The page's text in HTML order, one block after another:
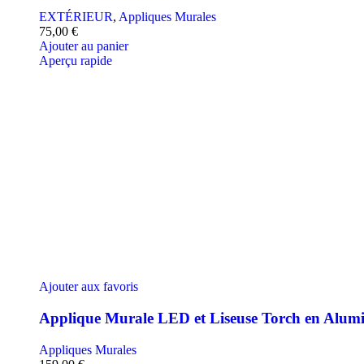
EXTÉRIEUR, Appliques Murales
75,00 €
Ajouter au panier
Aperçu rapide
Ajouter aux favoris
Applique Murale LED et Liseuse Torch en
Appliques Murales